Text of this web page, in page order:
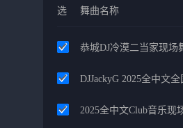
选 舞曲名称
恭城DJ冷漠二当家现场
DJJackyG 2025全中文
2025全中文Club音乐现